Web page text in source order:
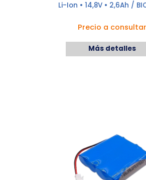
Li-Ion • 14,8V • 2,6Ah /
Precio a consultar
Más detalles